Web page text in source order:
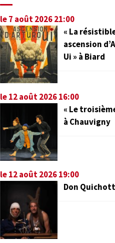
le 7 août 2026 21:00
« La
ascension
Ui » à Biard
le 12 août 2026 16:00
« Le
à Chauvigny
le 12 août 2026 19:00
Don